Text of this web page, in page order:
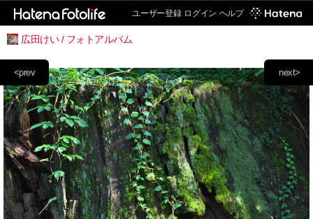
ユーザー登録 ログイン ヘルプ
広田けい / フォトアルバム
next>
<prev